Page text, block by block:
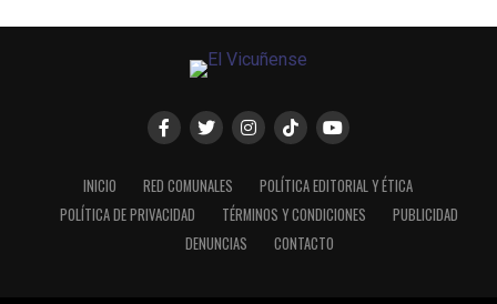
INICIO RED COMUNALES
POLÍTICA EDITORIAL Y ÉTICA
POLÍTICA DE PRIVACIDAD
TÉRMINOS Y CONDICIONES
PUBLICIDAD
DENUNCIAS
CONTACTO